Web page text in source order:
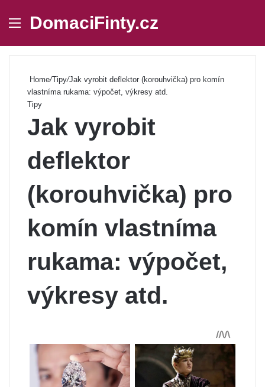
Menu
DomaciFinty.cz
Home/Tipy/Jak vyrobit deflektor (korouhvička) pro komín
vlastníma rukama: výpočet, výkresy atd.
Tipy
Jak vyrobit
deflektor
(korouhvička) pro
komín vlastníma
rukama: výpočet,
výkresy atd.